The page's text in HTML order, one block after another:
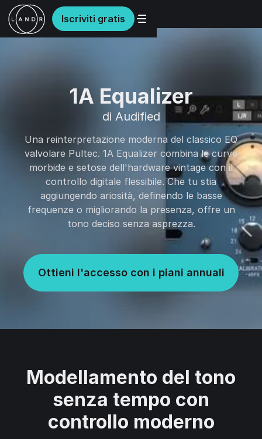
Iscriviti gratis
1A Equalizer
di Audified
Una reinterpretazione moderna del classico EQ
valvolare Pultec. 1A Equalizer combina le curve
morbide e setose dell'hardware vintage con il
controllo digitale flessibile. Che tu stia
aggiungendo ariosità, definendo le basse
frequenze o migliorando la presenza, offre un
tono deciso senza asprezza.
Ottieni l'accesso con i piani annuali
Modellamento del tono
senza tempo con
controllo moderno